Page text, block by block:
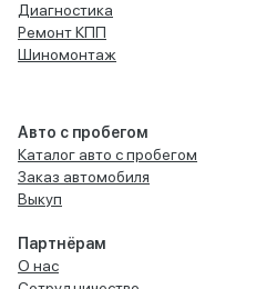
Диагностика
Ремонт КПП
Шиномонтаж
Авто с пробегом
Каталог авто с пробегом
Заказ автомобиля
Выкуп
Партнёрам
О нас